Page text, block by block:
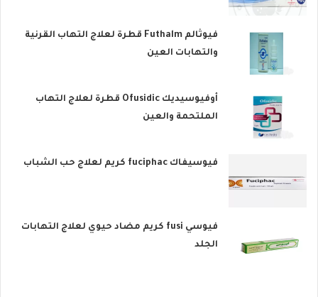
فيوثالم Futhalm قطرة لعلاج التهاب القرنية
والتهابات العين
أوفيوسيديك Ofusidic قطرة لعلاج التهاب
الملتحمة والعين
فيوسيفاك fuciphac كريم لعلاج حب الشباب
فيوسي fusi كريم مضاد حيوي لعلاج التهابات
الجلد